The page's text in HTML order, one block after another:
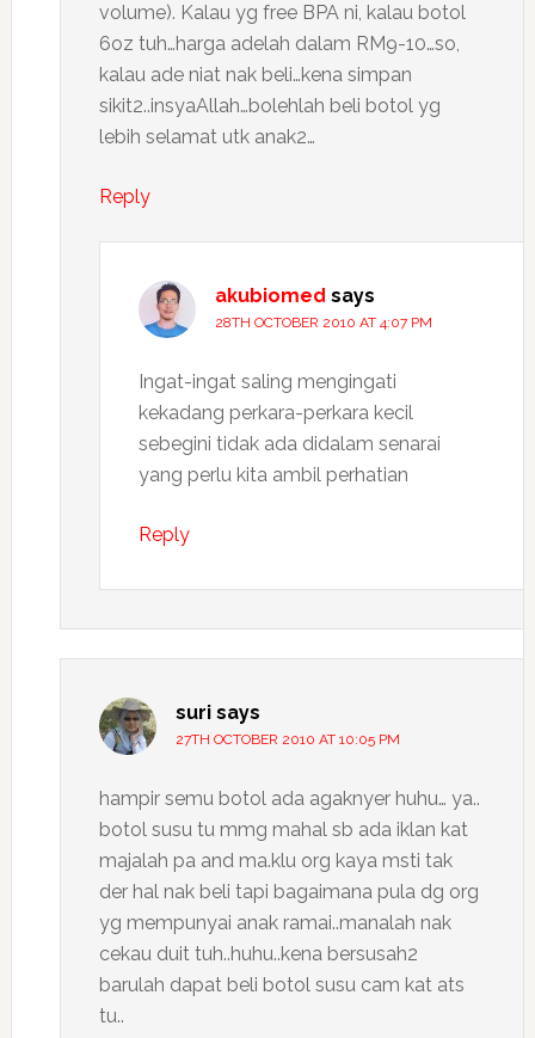
volume). Kalau yg free BPA ni, kalau botol
6oz tuh…harga adelah dalam RM9-10…so,
kalau ade niat nak beli…kena simpan
sikit2..insyaAllah…bolehlah beli botol yg
lebih selamat utk anak2…
Reply
akubiomed says
28TH OCTOBER 2010 AT 4:07 PM
Ingat-ingat saling mengingati
kekadang perkara-perkara kecil
sebegini tidak ada didalam senarai
yang perlu kita ambil perhatian
Reply
suri says
27TH OCTOBER 2010 AT 10:05 PM
hampir semu botol ada agaknyer huhu… ya..
botol susu tu mmg mahal sb ada iklan kat
majalah pa and ma.klu org kaya msti tak
der hal nak beli tapi bagaimana pula dg org
yg mempunyai anak ramai..manalah nak
cekau duit tuh..huhu..kena bersusah2
barulah dapat beli botol susu cam kat ats
tu..